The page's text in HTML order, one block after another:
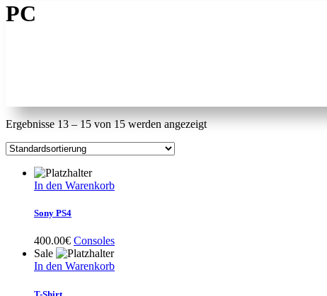
PC
Ergebnisse 13 – 15 von 15 werden angezeigt
In den Warenkorb
Sony PS4
400.00€ Consoles
Sale
In den Warenkorb